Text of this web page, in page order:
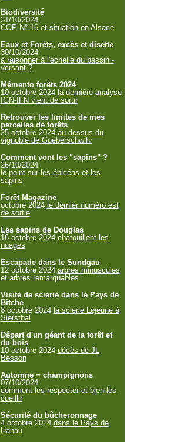
Biodiversité
31/10/2024
COP N° 16 et situation en Alsace
Eaux et Forêts, excès et disette
30/10/2024
à raisonner à l'échelle du bassin -
versant ?
Mémento forêts 2024
10 octobre 2024 la dernière analyse
IGN-IFN vient de sortir
Retrouver les limites de mes
parcelles de forêts
25 octobre 2024 au dessus du
vignoble de Gueberschwihr
Comment vont les "sapins" ?
26/10/2024
le point sur les épicéas et les
sapins
Forêt Magazine
octobre 2024 le dernier numéro est
de sortie
Les sapins de Douglas
16 octobre 2024 chatouillent les
nuages
Escapade dans le Sundgau
12 octobre 2024 arbres minuscules
et arbres remarquables
Visite de scierie dans le Pays de
Bitche
8 octobre 2024 la scierie Lejeune à
Siersthal
Départ d'un géant de la forêt et
du bois
10 octobre 2024 décès de JL
Besson
Automne = champignons
07/10/2024
comment les respecter et bien les
cueillir
Sécurité du bûcheronnage
4 octobre 2024 dans le Pays de
Hanau